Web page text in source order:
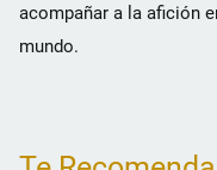
acompañar a la afición
mundo.